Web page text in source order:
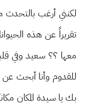
لكنني أرغب بالتحدث
تقريراً عن هذه
معها ؟؟ سعيد وفي
للقدوم وأنا أبحث
بك يا سيدة المكان